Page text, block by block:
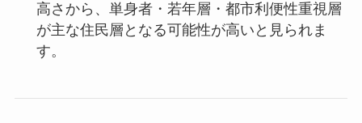
高さから、単身者・若年層・都市利便性重視層
が主な住民層となる可能性が高いと見られま
す。